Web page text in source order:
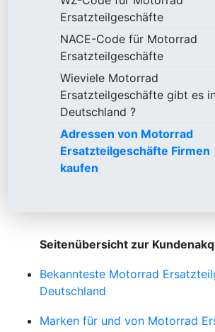
Ersatzteilgeschäfte
NACE-Code für Motorrad
Ersatzteilgeschäfte
Wieviele Motorrad
Ersatzteilgeschäfte gibt es
Deutschland ?
Adressen von Motorrad
Ersatzteilgeschäfte Firmen
kaufen
Seitenübersicht zur
Bekannteste Motorrad
Deutschland
Marken für und von Motorrad